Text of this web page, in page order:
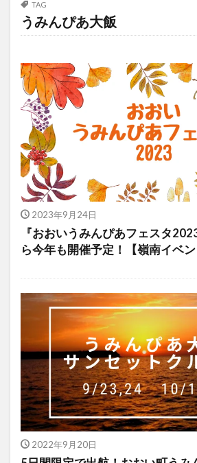
TAG
うみんぴあ大飯
2023年9月24日
『おおいうみんぴあフェスタ
ら今年も開催予定！【嶺南イベン
2022年9月20日